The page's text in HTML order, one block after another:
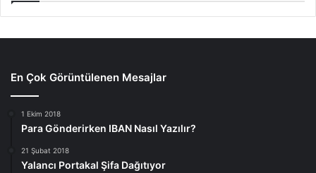
En Çok Görüntülenen Mesajlar
1 Ekim 2018
Para Gönderirken IBAN Nasıl Yazılır?
21 Şubat 2018
Yalancı Portakal Şifa Dağıtıyor